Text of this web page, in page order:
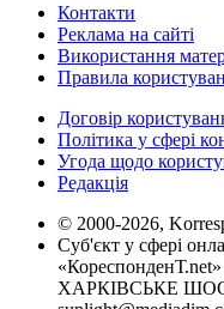
Контакти
Реклама на сайті
Використання
Правила
Договір
Політика у сфері
Угода щодо
Редакція
© 2000-2026,
Суб'єкт у сфері
ХАРКІВСЬКЕ ШОСЕ,